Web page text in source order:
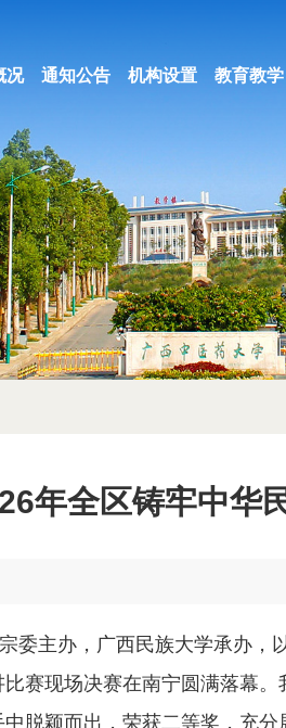
况 通知公告 机构设置 教育教学
年全区铸牢中
委主办，广西民族大学承办，
赛现场决赛在南宁圆满落幕
脱颖而出，荣获二等奖，充